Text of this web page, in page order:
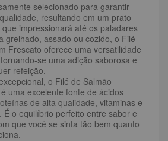
selecionado para garantir
resultando em um prato
impressionará até os paladares
grelhado, assado ou cozido, o Filé
Frescato oferece uma versatilidade
se uma adição saborosa e
refeição.
o Filé de Salmão
uma excelente fonte de ácidos
de alta qualidade, vitaminas e
É o equilíbrio perfeito entre sabor e
que você se sinta tão bem quanto